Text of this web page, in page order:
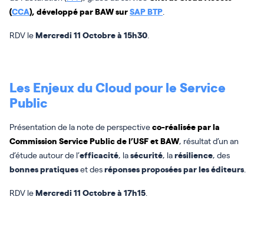
(CCA), développé par BAW surSAP BTP
RDV leMercredi 11 Octobre à 15h30
Les Enjeux du Cloud pour le Service
Public
Présentation de la note de perspectiveco-réalisée par la
Commission Service Public de l’USF et BAW, résultat d’un an
d’étude autour de l’efficacité, lasécurité, larésilience, des
bonnes pratiqueset desréponses proposées par les éditeurs
RDV leMercredi 11 Octobre à 17h15